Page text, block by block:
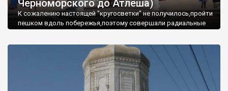
Черноморского до Атлеша)
К сожалению настоящей "кругосветки" не получилось,пройти
пешком вдоль побережья,поэтому совершали радиальные